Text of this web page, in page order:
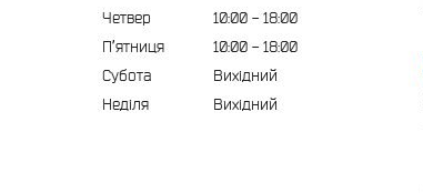
Четвер
10:00
18:00
Пʼятниця
10:00
18:00
Субота
Вихідний
Неділя
Вихідний